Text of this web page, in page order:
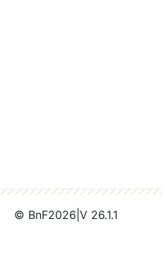
© BnF2026 V 26.1.1